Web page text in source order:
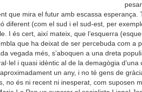
que mira el futur amb escassa esperança.
diferent (com el sud i el sud-est, per
I és cert, així mateix, que l’esquerra
que ha deixat de ser percebuda com a
vegada més, s’aboquen a una dreta
i quasi idèntic al de la demagògia
un any, i no té gens de
no és ni recent ni inesperat, com suposen